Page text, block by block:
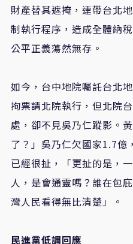
財產替其遮掩，連帶台北
制執行程序，造成全體納
公平正義蕩然無存。
如今，台中地院囑託台北
拘票請北院執行，但北院
處，卻不見吳乃仁蹤影。
了？」吳乃仁欠國家1.7億
已經很扯，「更扯的是，
人，是會通靈嗎？誰在包
灣人民看得無比清楚」。
民進黨低調回應